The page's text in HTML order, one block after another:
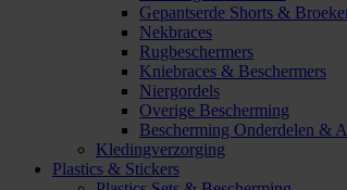
Gepantserde Shorts &
Nekbraces
Rugbeschermers
Kniebraces & Beschermers
Niergordels
Overige Bescherming
Bescherming Onderdelen &
Kledingverzorging
Plastics & Stickers